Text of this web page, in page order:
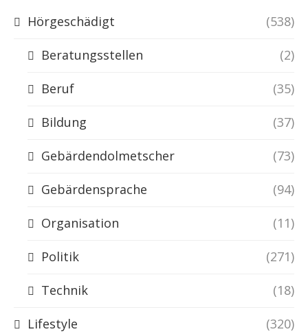
Hörgeschädigt (538)
Beratungsstellen (2)
Beruf (35)
Bildung (37)
Gebärdendolmetscher (73)
Gebärdensprache (94)
Organisation (11)
Politik (271)
Technik (18)
Lifestyle (320)